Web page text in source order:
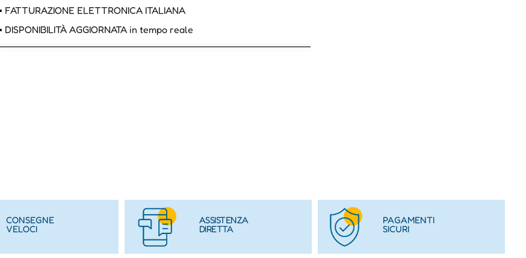
FATTURAZIONE ELETTRONICA ITALIANA
DISPONIBILITÀ AGGIORNATA in tempo reale
CONSEGNE
VELOCI
ASSISTENZA
DIRETTA
PAGAMENTI
SICURI